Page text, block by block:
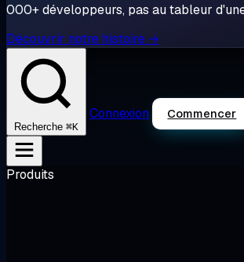
000+ développeurs, pas au tableur
Découvrir notre histoire →
Recherche ⌘K
Connexion Commencer
Produits